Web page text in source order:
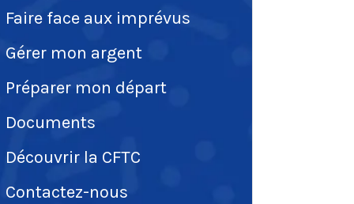
Faire face aux imprévus
Gérer mon argent
Préparer mon départ
Documents
Découvrir la CFTC
Contactez-nous